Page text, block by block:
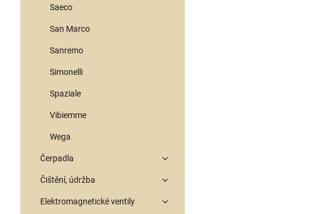
Saeco
San Marco
Sanremo
Simonelli
Spaziale
Vibiemme
Wega
Čerpadla
Čištění, údržba
Elektromagnetické ventily